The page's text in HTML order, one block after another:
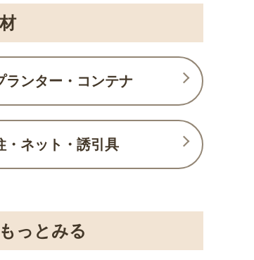
ランター・コンテナ
・ネット・誘引具
っとみる